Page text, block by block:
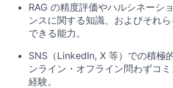
RAG の精度評価やハルシネーシ
ンスに関する知識、およびそれ
できる能力。
SNS（LinkedIn, X 等）での積極
ンライン・オフライン問わずコ
経験。